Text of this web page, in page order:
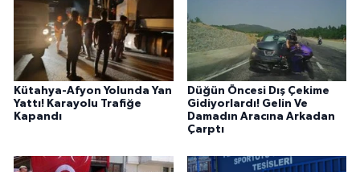
Kütahya-Afyon Yolunda Yan
Yattı! Karayolu Trafiğe
Kapandı
Düğün Öncesi Dış Çekime
Gidiyorlardı! Gelin Ve
Damadın Aracına Arkadan
Çarptı